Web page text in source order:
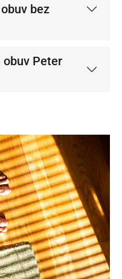
bez
obuv Peter